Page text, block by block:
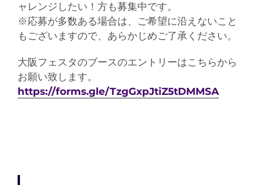
ャレンジしたい！方も募集中です。
※応募が多数ある場合は、ご希望に沿えないこと
もございますので、あらかじめご了承ください。
大阪フェスタのブースのエントリーはこちらから
お願い致します。
https://forms.gle/TzgGxpJtiZ5tDMMSA